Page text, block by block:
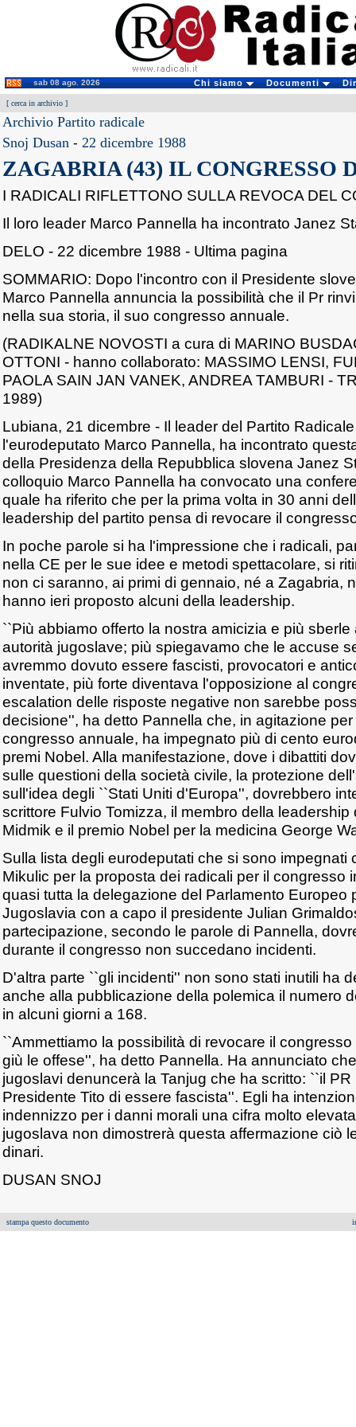
sab 08 ago. 2026 Chi siamo Documenti
[ cerca in archivio ]
Archivio Partito radicale
Snoj Dusan - 22 dicembre 1988
ZAGABRIA (43) IL CONGRESSO
I RADICALI RIFLETTONO SULLA REVOCA DEL
Il loro leader Marco Pannella ha incontrato Janez
DELO - 22 dicembre 1988 - Ultima pagina
SOMMARIO: Dopo l'incontro con il Presidente
Marco Pannella annuncia la possibilità che il Pr
nella sua storia, il suo congresso annuale.
(RADIKALNE NOVOSTI a cura di MARINO
OTTONI - hanno collaborato: MASSIMO LENSI,
PAOLA SAIN JAN VANEK, ANDREA TAMBURI -
1989)
Lubiana, 21 dicembre - Il leader del Partito
l'eurodeputato Marco Pannella, ha incontrato
della Presidenza della Repubblica slovena Janez
colloquio Marco Pannella ha convocato una
quale ha riferito che per la prima volta in 30 anni
leadership del partito pensa di revocare il
In poche parole si ha l'impressione che i radicali,
nella CE per le sue idee e metodi spettacolare, si
non ci saranno, ai primi di gennaio, né a Zagabria,
hanno ieri proposto alcuni della leadership.
``Più abbiamo offerto la nostra amicizia e più
autorità jugoslave; più spiegavamo che le accuse
avremmo dovuto essere fascisti, provocatori e
inventate, più forte diventava l'opposizione al
escalation delle risposte negative non sarebbe
decisione'', ha detto Pannella che, in agitazione
congresso annuale, ha impegnato più di cento
premi Nobel. Alla manifestazione, dove i dibattiti
sulle questioni della società civile, la protezione
sull'idea degli ``Stati Uniti d'Europa'', dovrebbero
scrittore Fulvio Tomizza, il membro della
Midmik e il premio Nobel per la medicina George
Sulla lista degli eurodeputati che si sono impegnati
Mikulic per la proposta dei radicali per il congresso
quasi tutta la delegazione del Parlamento Europeo
Jugoslavia con a capo il presidente Julian
partecipazione, secondo le parole di Pannella,
durante il congresso non succedano incidenti.
D'altra parte ``gli incidenti'' non sono stati inutili ha
anche alla pubblicazione della polemica il numero
in alcuni giorni a 168.
``Ammettiamo la possibilità di revocare il
giù le offese'', ha detto Pannella. Ha annunciato
jugoslavi denuncerà la Tanjug che ha scritto: ``il
Presidente Tito di essere fascista''. Egli ha
indennizzo per i danni morali una cifra molto
jugoslava non dimostrerà questa affermazione ciò
dinari.
DUSAN SNOJ
stampa questo documento